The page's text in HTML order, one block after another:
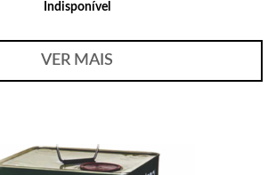
Indisponível
VER MAIS